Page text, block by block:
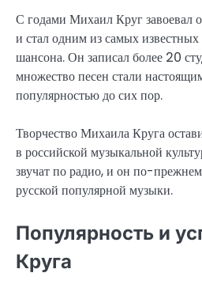
С годами Михаил Круг завоевал
и стал одним из самых
шансона. Он записал более 20
множество песен стали
популярностью до сих пор.
Творчество Михаила Круга
в российской музыкальной
звучат по радио, и он по-
русской популярной музыки.
Популярность и
Круга